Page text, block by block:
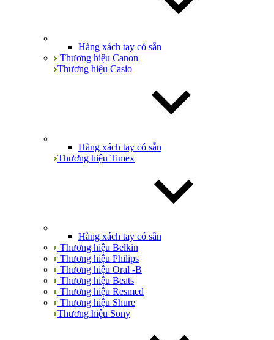
Hàng xách tay có sẵn
Thương hiệu Canon
Thương hiệu Casio
Hàng xách tay có sẵn
Thương hiệu Timex
Hàng xách tay có sẵn
Thương hiệu Belkin
Thương hiệu Philips
Thương hiệu Oral -B
Thương hiệu Beats
Thương hiệu Resmed
Thương hiệu Shure
Thương hiệu Sony